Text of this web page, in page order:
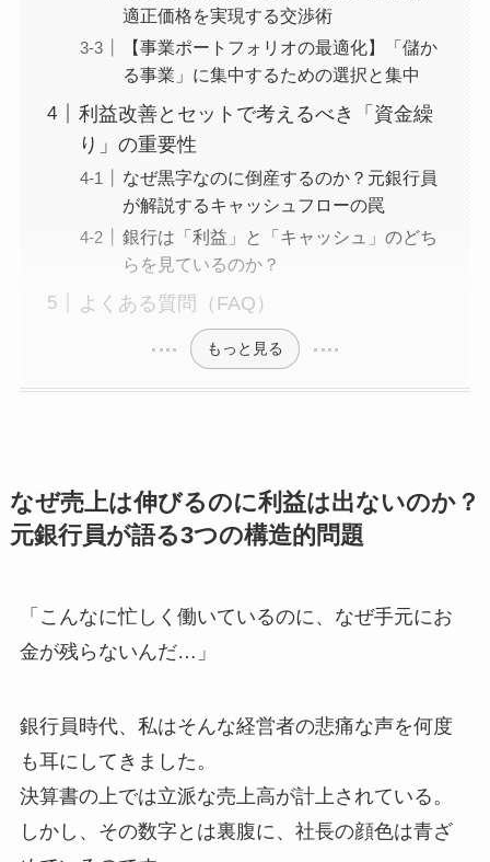
適正価格を実現する交渉術
【事業ポートフォリオの最適化】「儲か
る事業」に集中するための選択と集中
利益改善とセットで考えるべき「資金繰
り」の重要性
なぜ黒字なのに倒産するのか？元銀行員
が解説するキャッシュフローの罠
銀行は「利益」と「キャッシュ」のどち
らを見ているのか？
よくある質問（FAQ）
もっと見る
なぜ売上は伸びるのに利益は出ないのか？
元銀行員が語る3つの構造的問題
「こんなに忙しく働いているのに、なぜ手元にお
金が残らないんだ…」
銀行員時代、私はそんな経営者の悲痛な声を何度
も耳にしてきました。
決算書の上では立派な売上高が計上されている。
しかし、その数字とは裏腹に、社長の顔色は青ざ